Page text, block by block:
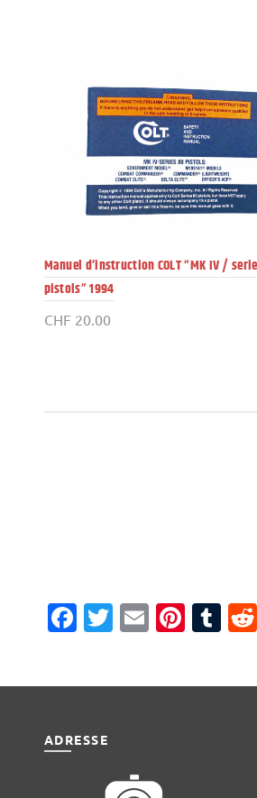
Manuel d’instruction COLT “MK IV /
pistols” 1994
CHF 20.00
Facebook
Twitter
Email
ADRESSE